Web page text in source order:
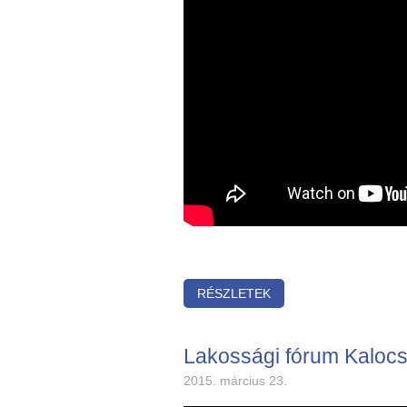
RÉSZLETEK
Lakossági fórum
2015. március 23.